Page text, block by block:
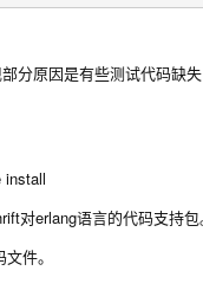
分原因是有些测试代码缺
install
对erlang语言的代码支持
件。